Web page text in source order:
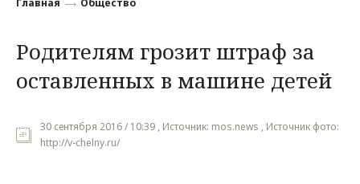
Главная Общество
Родителям грозит штраф за
оставленных в машине детей
30 сентября 2016 / 10:39 , Источник: mos.news , Источник фото:
http://v-chelny.ru/